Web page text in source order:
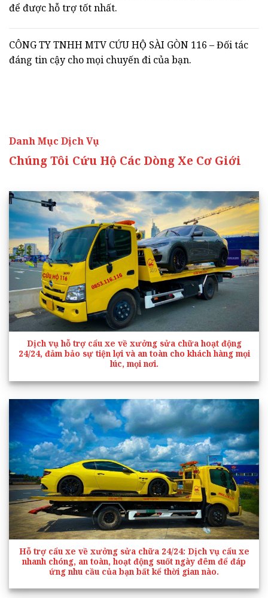
để được hỗ trợ tốt nhất.
CÔNG TY TNHH MTV CỨU HỘ SÀI GÒN 116 – Đối tác
đáng tin cậy cho mọi chuyến đi của bạn.
Danh Mục Dịch Vụ
Chúng Tôi Cứu Hộ Các Dòng Xe Cơ Giới
Dịch vụ hỗ trợ cẩu xe về xưởng sửa chữa hoạt động
24/24, đảm bảo sự tiện lợi và an toàn cho khách hàng mọi
lúc, mọi nơi.
Hỗ trợ cẩu xe về xưởng sửa chữa 24/24: Dịch vụ cẩu xe
nhanh chóng, an toàn, hoạt động suốt ngày đêm để đáp
ứng nhu cầu của bạn bất kể thời gian nào.